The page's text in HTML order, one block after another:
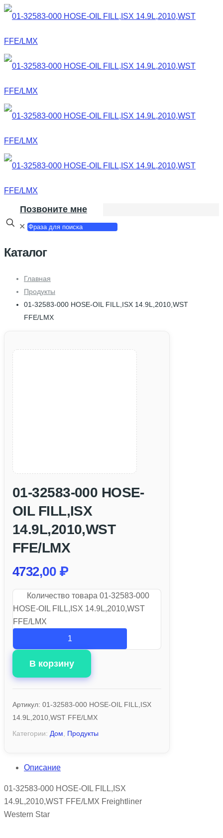
Позвоните мне
✕
Каталог
Главная
Продукты
01-32583-000 HOSE-OIL FILL,ISX 14.9L,2010,WST
FFE/LMX
01-32583-000 HOSE-
OIL FILL,ISX
14.9L,2010,WST
FFE/LMX
4732,00 ₽
Количество товара 01-32583-000
HOSE-OIL FILL,ISX 14.9L,2010,WST
FFE/LMX
В корзину
Артикул: 01-32583-000 HOSE-OIL FILL,ISX
14.9L,2010,WST FFE/LMX
Категории: Дом Продукты
Описание
01-32583-000 HOSE-OIL FILL,ISX
14.9L,2010,WST FFE/LMX Freightliner
Western Star